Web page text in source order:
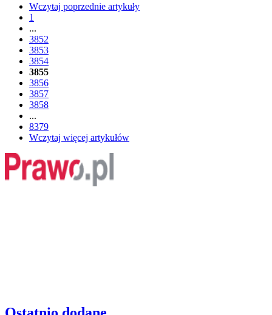
Wczytaj poprzednie artykuły
1
...
3852
3853
3854
3855
3856
3857
3858
...
8379
Wczytaj więcej artykułów